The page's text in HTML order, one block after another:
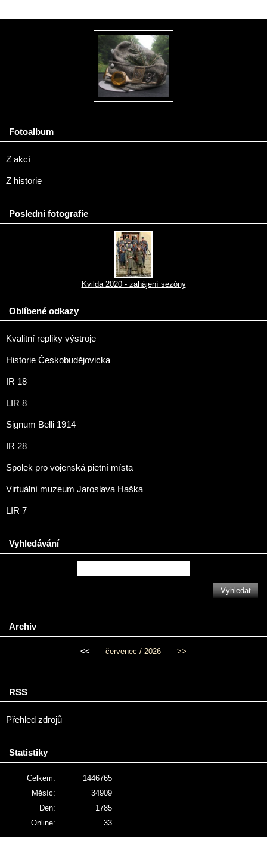
Fotoalbum
Z akcí
Z historie
Poslední fotografie
Kvilda 2020 - zahájení sezóny
Oblíbené odkazy
Kvalitní repliky výstroje
Historie Českobudějovicka
IR 18
LIR 8
Signum Belli 1914
IR 28
Spolek pro vojenská pietní místa
Virtuální muzeum Jaroslava Haška
LIR 7
Vyhledávání
Archiv
<< červenec / 2026 >>
RSS
Přehled zdrojů
Statistiky
Online: 33
Celkem:
1446765
Měsíc:
34909
Den:
1785